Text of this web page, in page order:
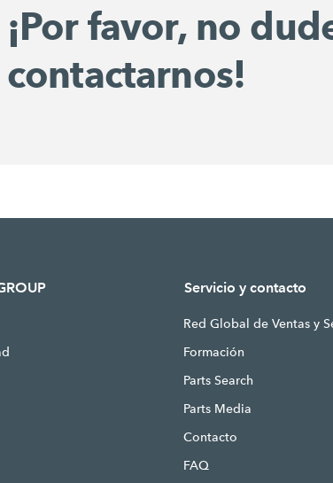
¡Por favor, no
contactarnos!
Servicio y contacto
Red Global de Ventas y
Formación
Parts Search
Parts Media
Contacto
FAQ